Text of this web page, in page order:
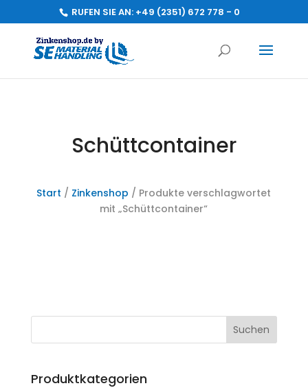
RUFEN SIE AN: +49 (2351) 672 778 - 0
Schüttcontainer
Start / Zinkenshop / Produkte verschlagwortet
mit „Schüttcontainer“
Suchen
Produktkategorien